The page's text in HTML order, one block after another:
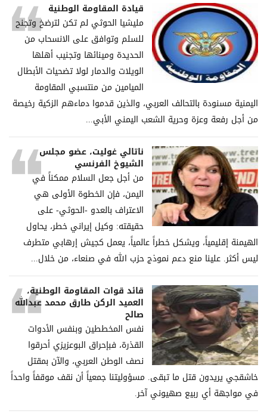
قيادة المقاومة الوطنية
مليشيا الحوثي لم تكن لترضخ وتجنح
للسلم وتوافق على الانسحاب من
الحديدة ومينائها وتجنيب أهلها
الويلات والدمار لولا تضحيات الأبطال
الميامين من منتسبي المقاومة
اليمنية مسنودة بالتحالف العربي، والذين قدموا دماءهم الزكية رخيصة
من أجل رفعة وعزة وحرية الشعب اليمني الأبي...
ناتالي غوليت، عضو مجلس
الشيوخ الفرنسي
من أجل جعل السلام ممكناً في
اليمن، فإن الخطوة الأولى هي
الاعتراف بالعدو -الحوثي- على
حقيقته: وكيل إيراني خطر، يحاول
الهيمنة إقليمياً، ويشكل خطراً عالمياً، يعمل كجيش إرهابي متطرف
ليس أكثر. علينا منع دعم نموذج حزب الله في صنعاء، من خلال...
قائد قوات المقاومة الوطنية،
العميد الركن طارق محمد عبدالله
صالح
نفس المخططين وبنفس الأدوات
القذرة، فبإحراق البوعزيزي أحرقوا
نصف الوطن العربي، والآن بمقتل
خاشقجي يريدون قتل ما تبقى. مسؤوليتنا جمعياً أن نقف موقفاً واحداً
في مواجهة أي ربيع صهيوني آخر.